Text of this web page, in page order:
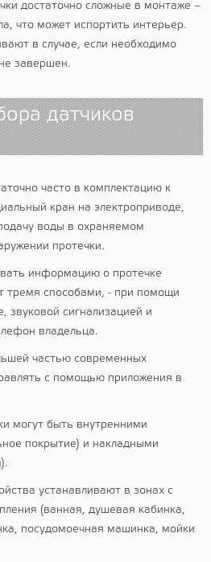
достаточно сложные в монтаже –
что может испортить интерьер.
в случае, если необходимо
завершен.
датчиков
часто в комплектацию к
кран на электроприводе,
воды в охраняемом
протечки.
информацию о протечке
тремя способами, - при помощи
звуковой сигнализацией и
владельца.
частью современных
с помощью приложения в
могут быть внутренними
покрытие) и накладными
устанавливают в зонах с
(ванная, душевая кабинка,
посудомоечная машинка, мойки